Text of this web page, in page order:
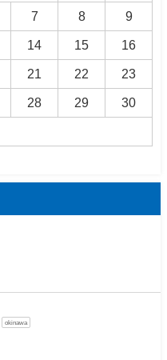
7 8 9
14 15 16
21 22 23
28 29 30
okinawa